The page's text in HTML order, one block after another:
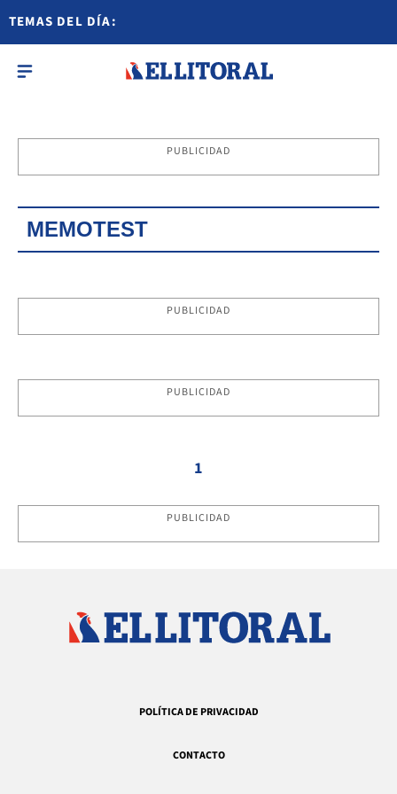
TEMAS DEL DÍA:
PUBLICIDAD
MEMOTEST
PUBLICIDAD
PUBLICIDAD
1
PUBLICIDAD
POLÍTICA DE PRIVACIDAD
CONTACTO